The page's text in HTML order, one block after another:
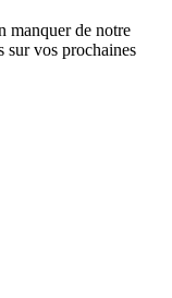
manquer de notre
sur vos prochaines